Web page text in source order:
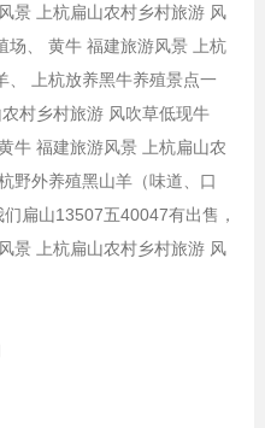
景 上杭扁山农村乡村旅游 风
场、 黄牛 福建旅游风景 上杭
、 上杭放养黑牛养殖景点一
村乡村旅游 风吹草低现牛
牛 福建旅游风景 上杭扁山农
野外养殖黑山羊（味道、口
扁山13507五40047有出售，
景 上杭扁山农村乡村旅游 风